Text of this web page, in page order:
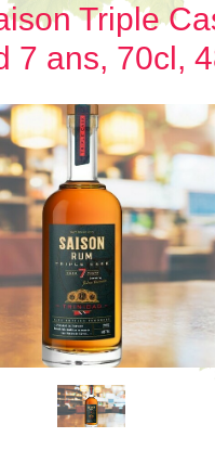
Triple
7 ans, 70cl,